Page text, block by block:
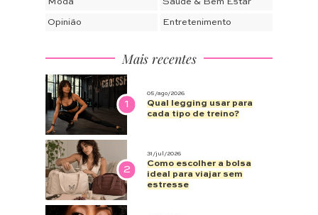
Opinião Entretenimento
Mais recentes
1
05/ago/2026
Qual legging usar para
cada tipo de treino?
2
31/jul/2026
Como escolher a bolsa
ideal para viajar sem
estresse